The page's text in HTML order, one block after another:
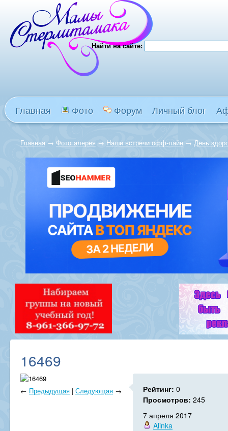
Найти на сайте:
Главная Фото Форум Личный блог
Главная → Фотогалерея → Наши встречи офф-лайн → День
16469
← Предыдущая | Следующая → Рейтинг: 0
Просмотров: 245
7 апреля 2017
Alinka